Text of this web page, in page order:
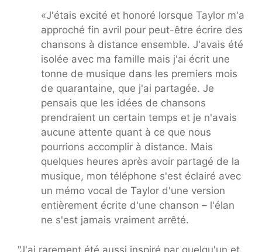
«J'étais excité et honoré lorsque Taylor m'a
approché fin avril pour peut-être écrire des
chansons à distance ensemble. J'avais été
isolée avec ma famille mais j'ai écrit une
tonne de musique dans les premiers mois
de quarantaine, que j'ai partagée. Je
pensais que les idées de chansons
prendraient un certain temps et je n'avais
aucune attente quant à ce que nous
pourrions accomplir à distance. Mais
quelques heures après avoir partagé de la
musique, mon téléphone s'est éclairé avec
un mémo vocal de Taylor d'une version
entièrement écrite d'une chanson – l'élan
ne s'est jamais vraiment arrêté.
"J'ai rarement été aussi inspiré par quelqu'un et